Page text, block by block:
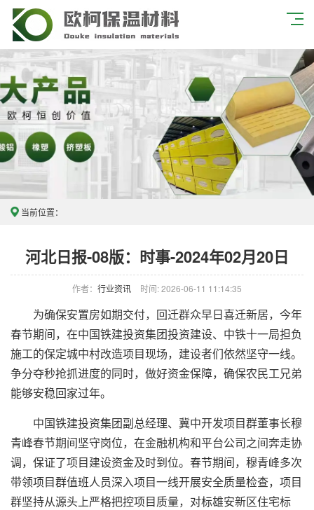
当前位置：
河北日报-08版：时事-2024年02月20日
作者： 行业资讯 时间: 2026-06-11 11:14:35
为确保安置房如期交付，回迁群众早日喜迁新居，今年
春节期间，在中国铁建投资集团投资建设、中铁十一局担负
施工的保定城中村改造项目现场，建设者们依然坚守一线。
争分夺秒抢抓进度的同时，做好资金保障，确保农民工兄弟
能够安稳回家过年。
中国铁建投资集团副总经理、冀中开发项目群董事长穆
青峰春节期间坚守岗位，在金融机构和平台公司之间奔走协
调，保证了项目建设资金及时到位。春节期间，穆青峰多次
带领项目群值班人员深入项目一线开展安全质量检查，项目
群坚持从源头上严格把控项目质量，对标雄安新区住宅标